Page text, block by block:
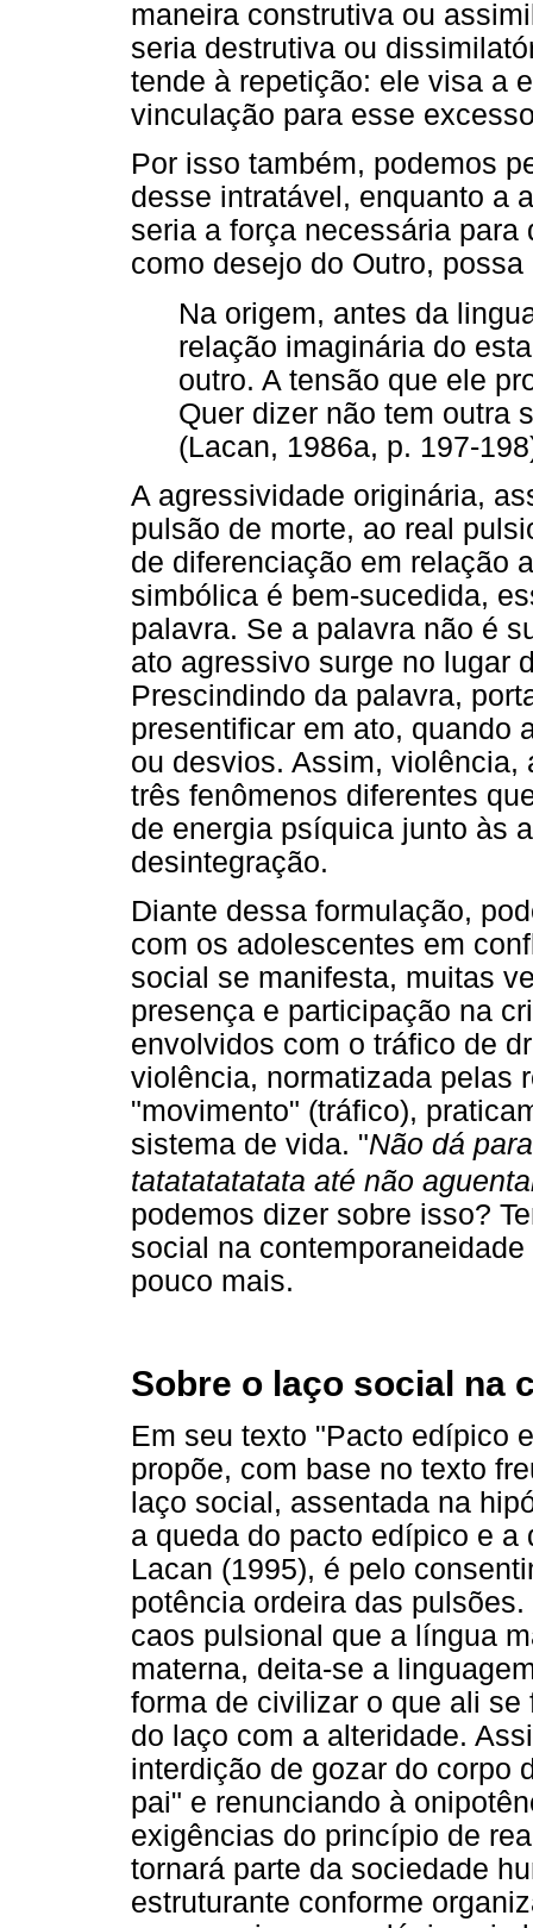
maneira construtiva ou
seria destrutiva ou
tende à repetição: ele visa a
vinculação para esse
Por isso também, podemos
desse intratável, enquanto a
seria a força necessária
como desejo do Outro,
Na origem, antes da
relação imaginária do
outro. A tensão que ele
Quer dizer não tem outra
(Lacan, 1986a, p. 197-
A agressividade originária,
pulsão de morte, ao real
de diferenciação em relação
simbólica é bem-sucedida,
palavra. Se a palavra não é
ato agressivo surge no lugar
Prescindindo da palavra,
presentificar em ato, quando
ou desvios. Assim,
três fenômenos diferentes
de energia psíquica junto às
desintegração.
Diante dessa formulação,
com os adolescentes em
social se manifesta, muitas
presença e participação na
envolvidos com o tráfico de
violência, normatizada pelas
"movimento" (tráfico),
sistema de vida. "Não dá
tatatatatatata até não
podemos dizer sobre isso?
social na
pouco mais.
Sobre o laço social na
Em seu texto "Pacto edípico
propõe, com base no texto
laço social, assentada na
a queda do pacto edípico e
Lacan (1995), é pelo
potência ordeira das
caos pulsional que a língua
materna, deita-se a
forma de civilizar o que ali
do laço com a alteridade.
interdição de gozar do corpo
pai" e renunciando à
exigências do princípio de
tornará parte da sociedade
estruturante conforme